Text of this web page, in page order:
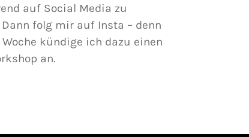
auf Social Media zu
Dann folg mir auf Insta – denn
Woche kündige ich dazu einen
an.